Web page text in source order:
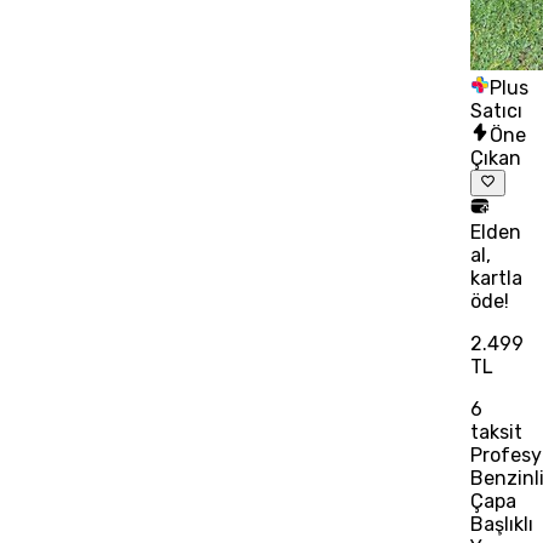
Plus
Satıcı
Öne
Çıkan
Elden
al,
kartla
öde!
2.499
TL
6
taksit
Benzinli
Çapa
Başlıklı